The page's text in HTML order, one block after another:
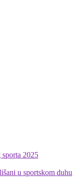
2025
u sportskom duhu